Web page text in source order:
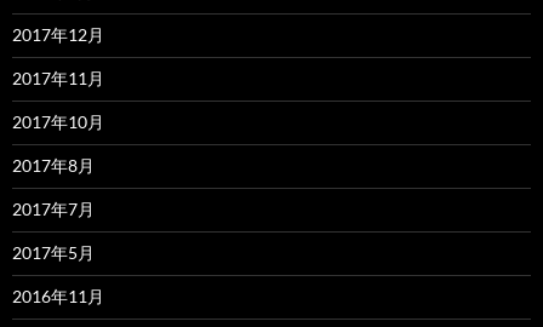
2017年12月
2017年11月
2017年10月
2017年8月
2017年7月
2017年5月
2016年11月